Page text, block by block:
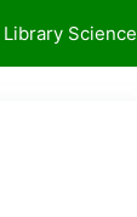
Library Science